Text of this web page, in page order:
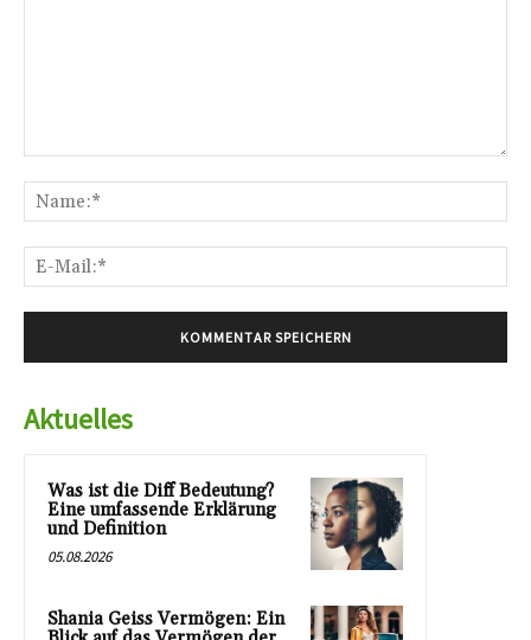
Aktuelles
Was ist die Diff Bedeutung?
Eine umfassende Erklärung
und Definition
05.08.2026
Shania Geiss Vermögen: Ein